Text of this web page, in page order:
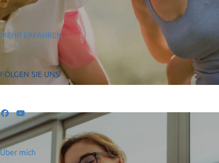
MEHR ERFAHREN
FOLGEN SIE UNS
Über mich